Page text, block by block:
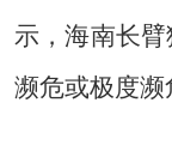
示，海南长
濒危或极度濒